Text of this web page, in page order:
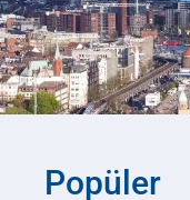
Popüler